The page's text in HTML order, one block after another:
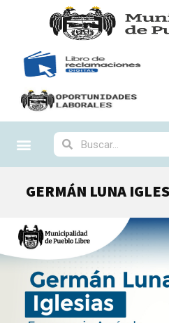
GERMÁN LUNA